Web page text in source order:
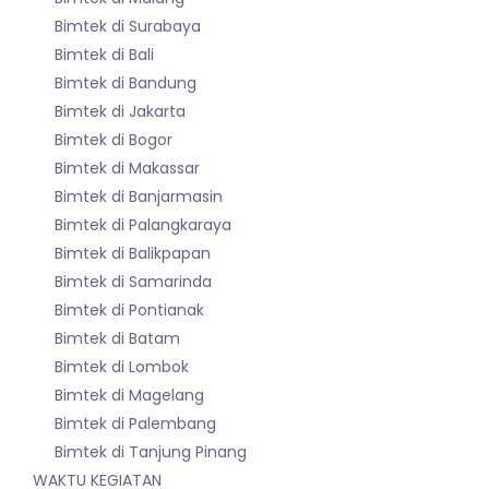
Bimtek di Surabaya
Bimtek di Bali
Bimtek di Bandung
Bimtek di Jakarta
Bimtek di Bogor
Bimtek di Makassar
Bimtek di Banjarmasin
Bimtek di Palangkaraya
Bimtek di Balikpapan
Bimtek di Samarinda
Bimtek di Pontianak
Bimtek di Batam
Bimtek di Lombok
Bimtek di Magelang
Bimtek di Palembang
Bimtek di Tanjung Pinang
WAKTU KEGIATAN